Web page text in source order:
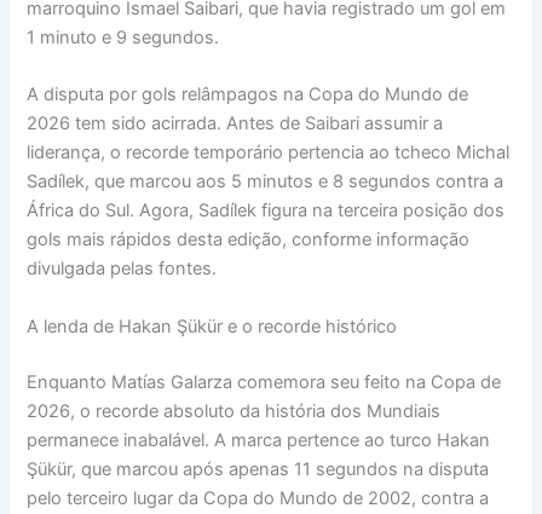
marroquino Ismael Saibari, que havia registrado um gol em
1 minuto e 9 segundos.
A disputa por gols relâmpagos na Copa do Mundo de
2026 tem sido acirrada. Antes de Saibari assumir a
liderança, o recorde temporário pertencia ao tcheco Michal
Sadílek, que marcou aos 5 minutos e 8 segundos contra a
África do Sul. Agora, Sadílek figura na terceira posição dos
gols mais rápidos desta edição, conforme informação
divulgada pelas fontes.
A lenda de Hakan Şükür e o recorde histórico
Enquanto Matías Galarza comemora seu feito na Copa de
2026, o recorde absoluto da história dos Mundiais
permanece inabalável. A marca pertence ao turco Hakan
Şükür, que marcou após apenas 11 segundos na disputa
pelo terceiro lugar da Copa do Mundo de 2002, contra a